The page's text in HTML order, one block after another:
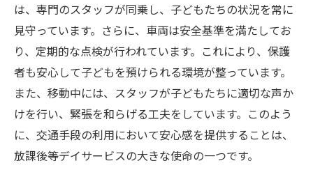
は、専門のスタッフが同乗し、子どもたちの状況を常に
見守っています。さらに、車両は安全基準を満たしてお
り、定期的な点検が行われています。これにより、保護
者も安心して子どもを預けられる環境が整っています。
また、移動中には、スタッフが子どもたちに適切な声か
けを行い、緊張を和らげる工夫をしています。このよう
に、交通手段の利用において安心感を提供することは、
放課後等デイサービスの大きな使命の一つです。